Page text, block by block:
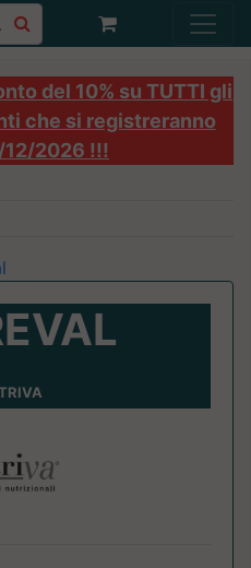
del 10% su TUTTI gli
che si registreranno
2026 !!!